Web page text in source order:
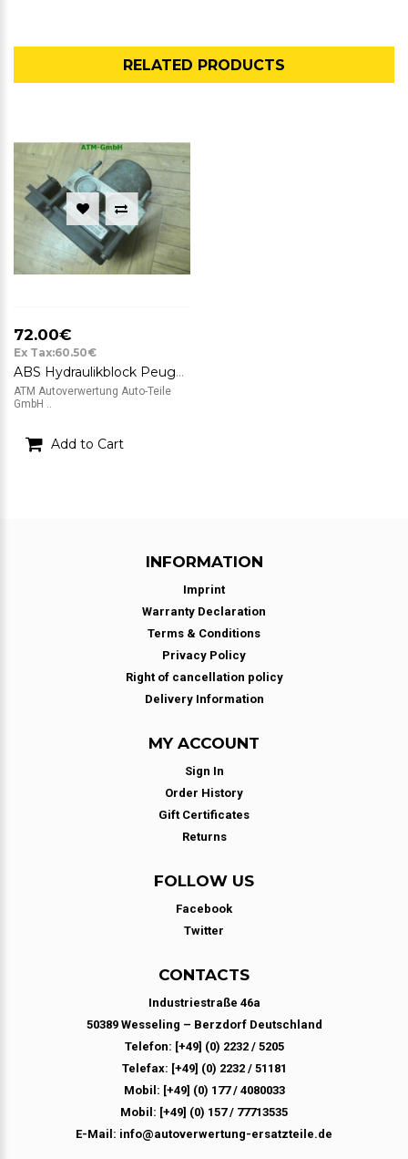
RELATED PRODUCTS
72.00€
Ex Tax:60.50€
ABS Hydraulikblock Peugeot Partner Bosch 0265800415 9660779880
ATM Autoverwertung Auto-Teile
GmbH ..
Add to Cart
INFORMATION
Imprint
Warranty Declaration
Terms & Conditions
Privacy Policy
Right of cancellation policy
Delivery Information
MY ACCOUNT
Sign In
Order History
Gift Certificates
Returns
FOLLOW US
Facebook
Twitter
CONTACTS
Industriestraße 46a
50389 Wesseling – Berzdorf Deutschland
Telefon: [+49] (0) 2232 / 5205
Telefax: [+49] (0) 2232 / 51181
Mobil: [+49] (0) 177 / 4080033
Mobil: [+49] (0) 157 / 77713535
E-Mail: info@autoverwertung-ersatzteile.de